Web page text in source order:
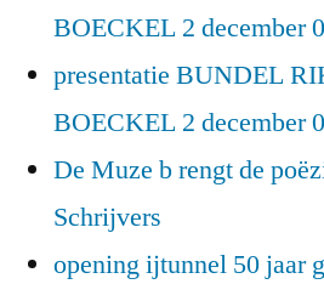
BOECKEL 2 december
presentatie BUNDEL
BOECKEL 2 december
De Muze b rengt de
Schrijvers
opening ijtunnel 50 jaar